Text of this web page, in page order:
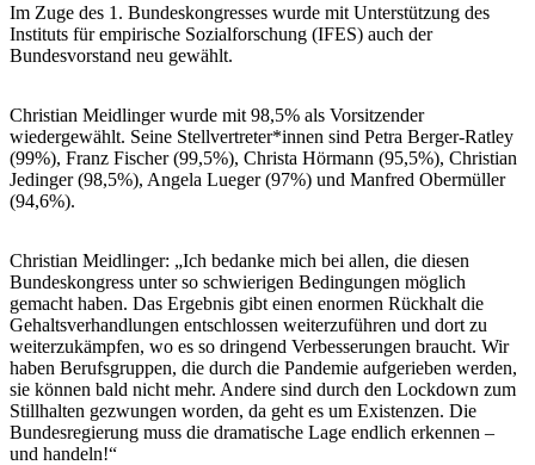
Im Zuge des 1. Bundeskongresses wurde mit Unterstützung des
Instituts für empirische Sozialforschung (IFES) auch der
Bundesvorstand neu gewählt.
Christian Meidlinger wurde mit 98,5% als Vorsitzender
wiedergewählt. Seine Stellvertreter*innen sind Petra Berger-Ratley
(99%), Franz Fischer (99,5%), Christa Hörmann (95,5%), Christian
Jedinger (98,5%), Angela Lueger (97%) und Manfred Obermüller
(94,6%).
Christian Meidlinger: „Ich bedanke mich bei allen, die diesen
Bundeskongress unter so schwierigen Bedingungen möglich
gemacht haben. Das Ergebnis gibt einen enormen Rückhalt die
Gehaltsverhandlungen entschlossen weiterzuführen und dort zu
weiterzukämpfen, wo es so dringend Verbesserungen braucht. Wir
haben Berufsgruppen, die durch die Pandemie aufgerieben werden,
sie können bald nicht mehr. Andere sind durch den Lockdown zum
Stillhalten gezwungen worden, da geht es um Existenzen. Die
Bundesregierung muss die dramatische Lage endlich erkennen –
und handeln!“